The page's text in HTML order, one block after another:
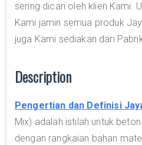
sering dicari oleh klien Kami.
Kami jamin semua produk
juga Kami sediakan dari
Description
Pengertian dan Definisi
Mix) adalah istilah untuk
dengan rangkaian bahan